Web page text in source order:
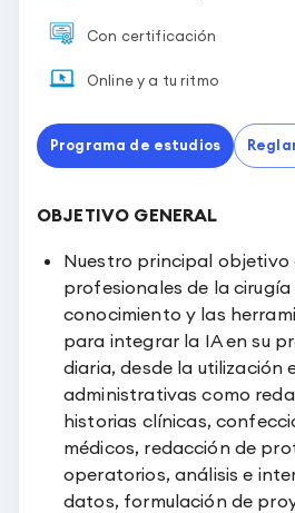
Con certificación
Online y a tu ritmo
Programa de estudios
OBJETIVO GENERAL
Nuestro principal objetivo
profesionales de la cirugía
conocimiento y las
para integrar la IA en su
diaria, desde la utilización
administrativas como
historias clínicas,
médicos, redacción de
operatorios, análisis e
datos, formulación de